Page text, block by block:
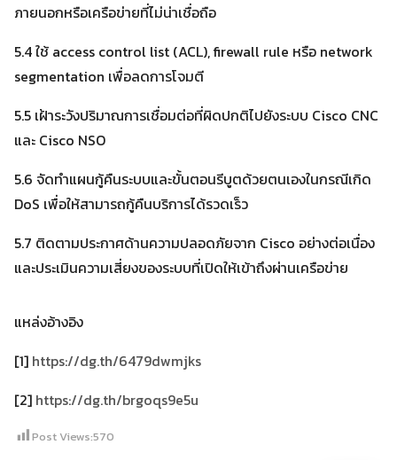
ภายนอกหรือเครือข่ายที่ไม่น่าเชื่อถือ
5.4 ใช้ access control list (ACL), firewall rule หรือ network
segmentation เพื่อลดการโจมตี
5.5 เฝ้าระวังปริมาณการเชื่อมต่อที่ผิดปกติไปยังระบบ Cisco CNC
และ Cisco NSO
5.6 จัดทำแผนกู้คืนระบบและขั้นตอนรีบูตด้วยตนเองในกรณีเกิด
DoS เพื่อให้สามารถกู้คืนบริการได้รวดเร็ว
5.7 ติดตามประกาศด้านความปลอดภัยจาก Cisco อย่างต่อเนื่อง
และประเมินความเสี่ยงของระบบที่เปิดให้เข้าถึงผ่านเครือข่าย
แหล่งอ้างอิง
[1] https://dg.th/6479dwmjks
[2] https://dg.th/brgoqs9e5u
Post Views:570